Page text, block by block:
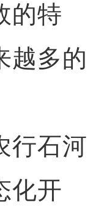
的特
越多的
石河
化开